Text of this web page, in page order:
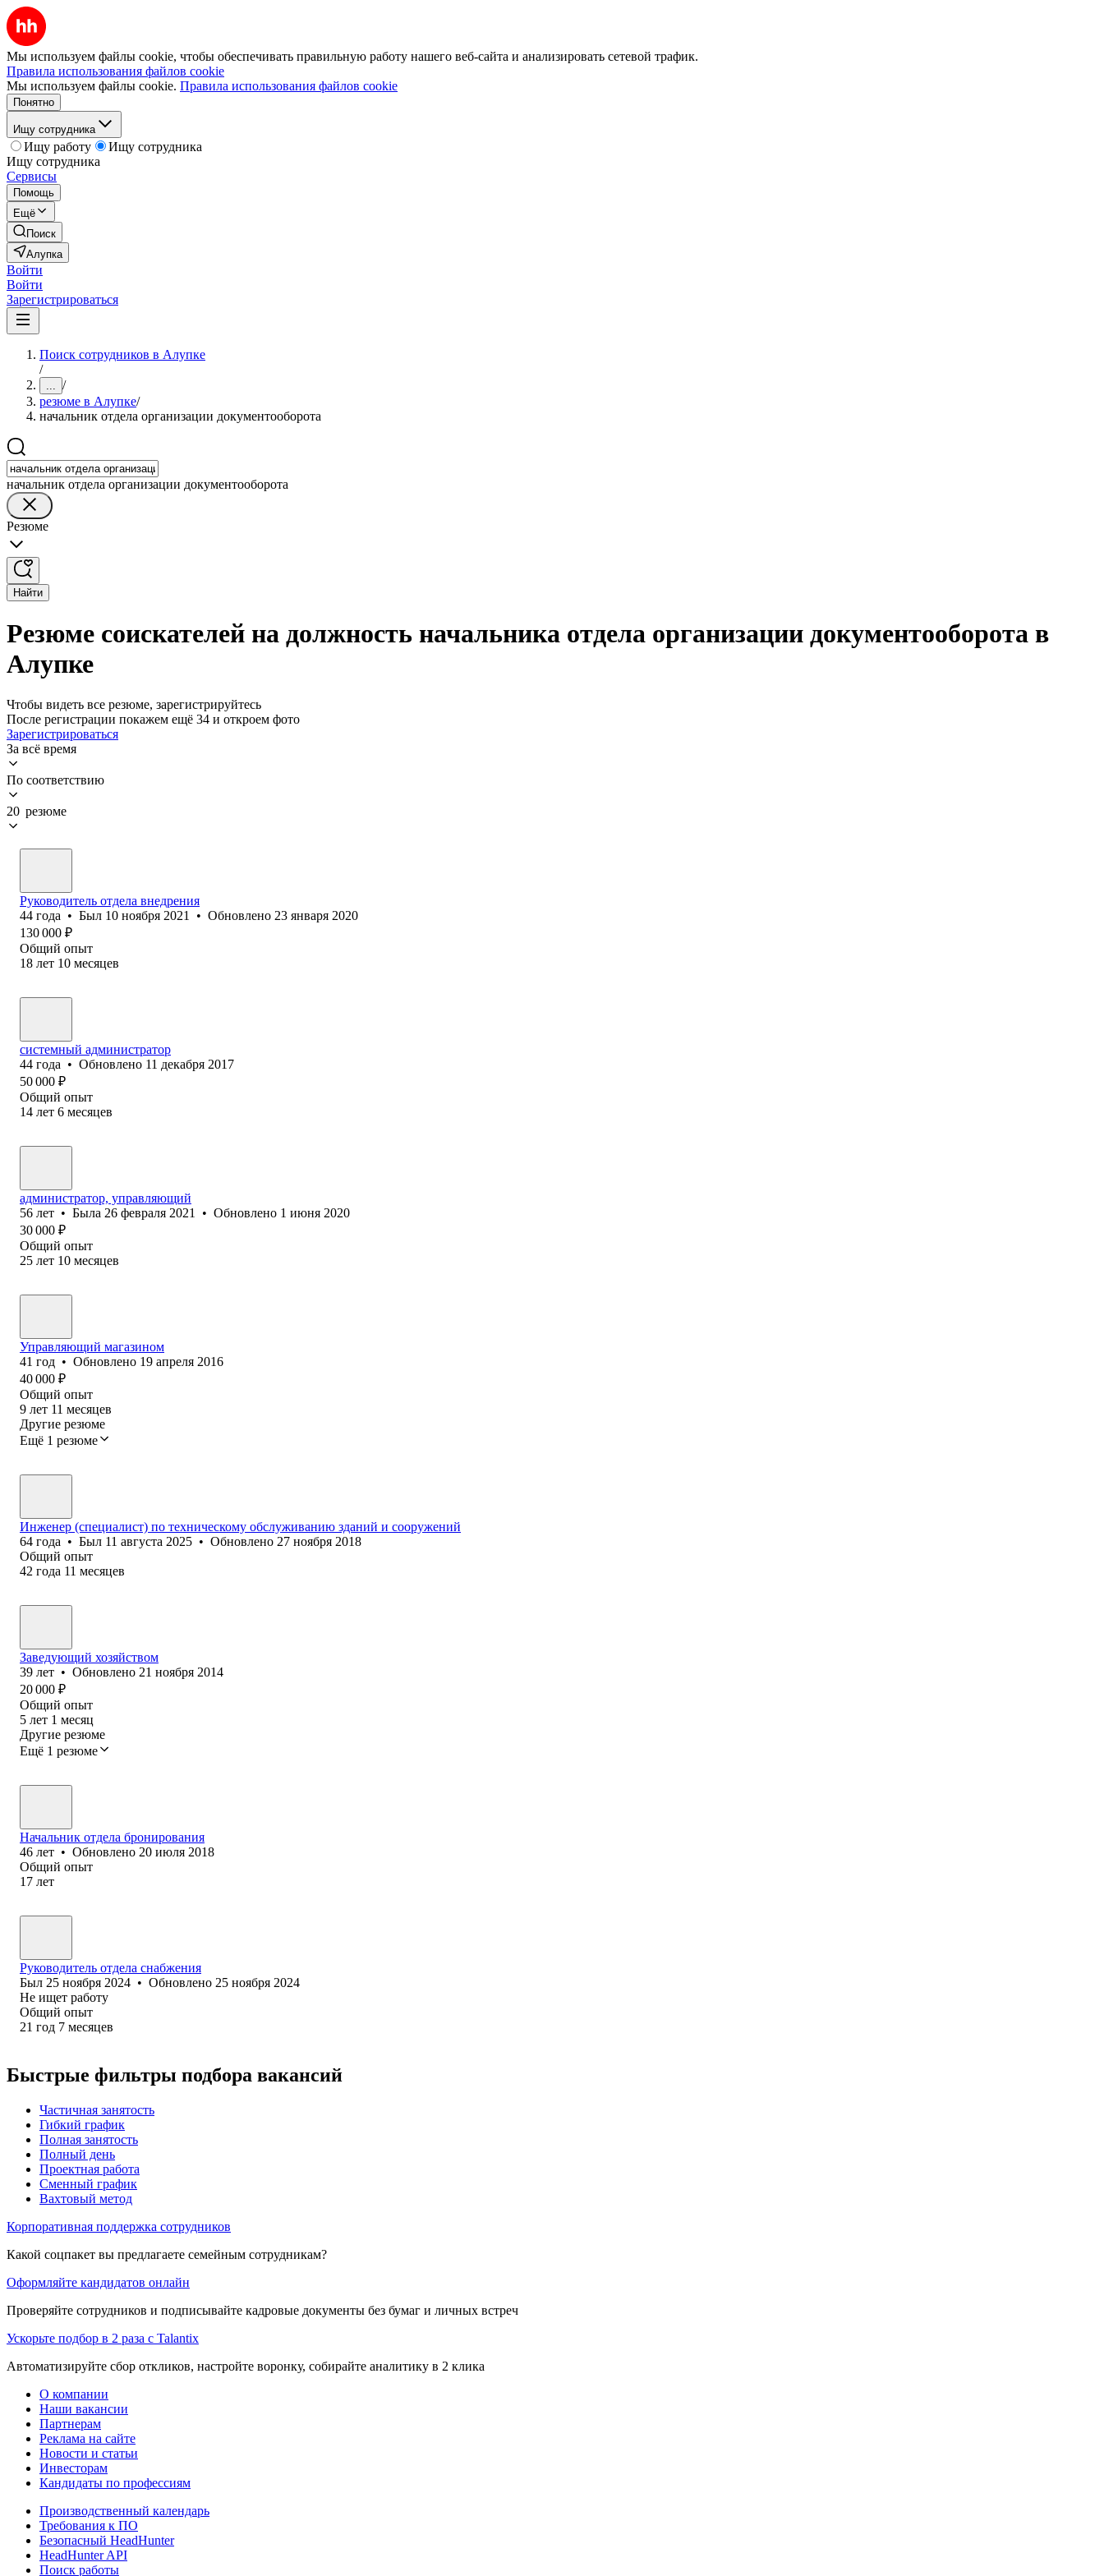
Мы используем файлы cookie, чтобы обеспечивать правильную работу нашего веб-сайта и анализировать сетевой трафик.
Правила использования файлов cookie
Мы используем файлы cookie. Правила использования файлов cookie
Понятно
Ищу сотрудника
Ищу работу
Ищу сотрудника
Ищу сотрудника
Сервисы
Помощь
Ещё
Поиск
Алупка
Войти
Войти
Зарегистрироваться
Поиск сотрудников в Алупке
/
... /
резюме в Алупке/
начальник отдела организации документооборота
начальник отдела организации документооборота
Резюме
Найти
Резюме соискателей на должность начальника отдела организации документооборота в
Алупке
Чтобы видеть все резюме, зарегистрируйтесь
После регистрации покажем ещё 34 и откроем фото
Зарегистрироваться
За всё время
По соответствию
20 резюме
Руководитель отдела внедрения
44 года • Был 10 ноября 2021 • Обновлено 23 января 2020
130 000 ₽
Общий опыт
18 лет 10 месяцев
системный администратор
44 года • Обновлено 11 декабря 2017
50 000 ₽
Общий опыт
14 лет 6 месяцев
администратор, управляющий
56 лет • Была 26 февраля 2021 • Обновлено 1 июня 2020
30 000 ₽
Общий опыт
25 лет 10 месяцев
Управляющий магазином
41 год • Обновлено 19 апреля 2016
40 000 ₽
Общий опыт
9 лет 11 месяцев
Другие резюме
Ещё 1 резюме
Инженер (специалист) по техническому обслуживанию зданий и сооружений
64 года • Был 11 августа 2025 • Обновлено 27 ноября 2018
Общий опыт
42 года 11 месяцев
Заведующий хозяйством
39 лет • Обновлено 21 ноября 2014
20 000 ₽
Общий опыт
5 лет 1 месяц
Другие резюме
Ещё 1 резюме
Начальник отдела бронирования
46 лет • Обновлено 20 июля 2018
Общий опыт
17 лет
Руководитель отдела снабжения
Был 25 ноября 2024 • Обновлено 25 ноября 2024
Не ищет работу
Общий опыт
21 год 7 месяцев
Быстрые фильтры подбора вакансий
Частичная занятость
Гибкий график
Полная занятость
Полный день
Проектная работа
Сменный график
Вахтовый метод
Корпоративная поддержка сотрудников
Какой соцпакет вы предлагаете семейным сотрудникам?
Оформляйте кандидатов онлайн
Проверяйте сотрудников и подписывайте кадровые документы без бумаг и личных встреч
Ускорьте подбор в 2 раза с Talantix
Автоматизируйте сбор откликов, настройте воронку, собирайте аналитику в 2 клика
О компании
Наши вакансии
Партнерам
Реклама на сайте
Новости и статьи
Инвесторам
Кандидаты по профессиям
Производственный календарь
Требования к ПО
Безопасный HeadHunter
HeadHunter API
Поиск работы